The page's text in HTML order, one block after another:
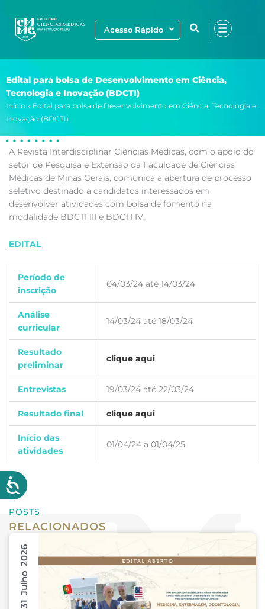
para
Acesso Rápido
Edital para bolsa de Desenvolvimento em Ciência,
Tecnologia e Inovação (BDCTI)
Início » Edital para bolsa de Desenvolvimento em Ciência, Tecnologia e
Inovação (BDCTI)
A Revista Interdisciplinar Ciências Médicas, com o apoio do
setor de Pesquisa e Extensão da Faculdade de Ciências
Médicas de Minas Gerais, comunica a abertura de processo
seletivo destinado a candidatos interessados em
desenvolver atividades com bolsa de fomento na
modalidade BDCTI III e BDCTI IV.
EDITAL
Período de
inscrição
04/03/24 até 14/03/24
Análise
curricular
14/03/24 até 18/03/24
Resultado
preliminar
clique aqui
Entrevistas 19/03/24 até 22/03/24
Resultado final clique aqui
Início das
atividades
01/04/24 a 01/04/25
POSTS
RELACIONADOS
31 Julho 2026